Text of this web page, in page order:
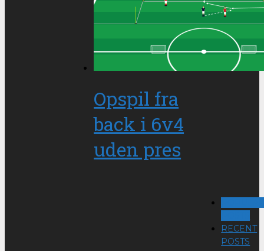
Opspil fra
back i 6v4
uden pres
RECENT
POSTS